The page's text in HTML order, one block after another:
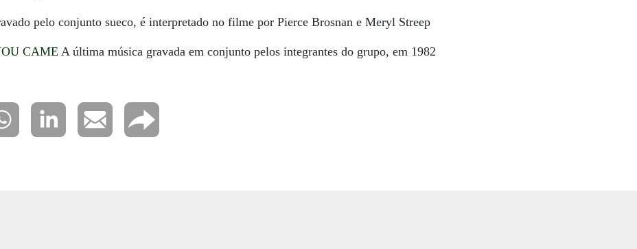
pelo conjunto sueco, é interpretado no filme por Pierce Brosnan e Meryl Streep
CAME A última música gravada em conjunto pelos integrantes do grupo, em 1982